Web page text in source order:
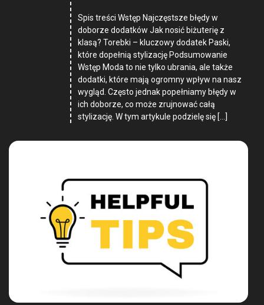
Spis treści Wstęp Najczęstsze błędy w
doborze dodatków Jak nosić biżuterię z
klasą? Torebki – kluczowy dodatek Paski,
które dopełnią stylizację Podsumowanie
Wstęp Moda to nie tylko ubrania, ale także
dodatki, które mają ogromny wpływ na nasz
wygląd. Często jednak popełniamy błędy w
ich doborze, co może zrujnować całą
stylizację. W tym artykule podzielę się […]